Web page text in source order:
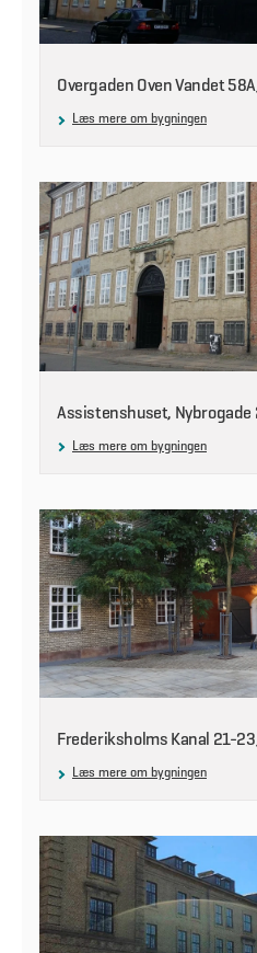
Overgaden Oven Vandet
Læs mere om bygningen
Assistenshuset, Nybrogade
Læs mere om bygningen
Frederiksholms Kanal 21-
Læs mere om bygningen